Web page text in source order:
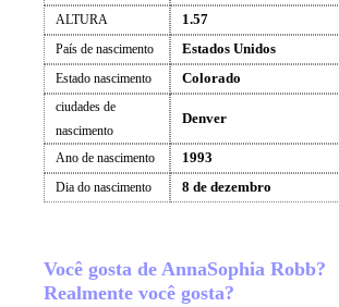
ALTURA
1.57
País de nascimento Estados Unidos
Estado nascimento Colorado
ciudades de
nascimento
Denver
Ano de nascimento 1993
Dia do nascimento 8 de dezembro
Você gosta de AnnaSophia Robb?
Realmente você gosta?